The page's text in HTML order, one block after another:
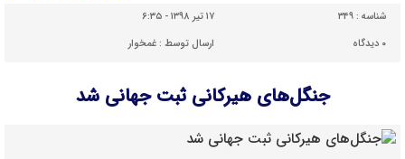
شناسه : ۳۴۹
۱۷ تیر ۱۳۹۸ - ۶:۳۵
۰ دیدگاه ارسال توسط :غمخوار
جنگل‌های هیرکانی ثبت جهانی شد